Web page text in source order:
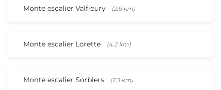
Monte escalier Valfleury (2.9 km)
Monte escalier Lorette (4.2 km)
Monte escalier Sorbiers (7.3 km)